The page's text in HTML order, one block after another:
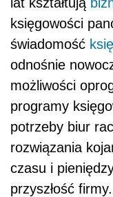
księgowości
świadomość
odnośnie
możliwości
programy
potrzeby biur
rozwiązania
czasu i
przyszłość firmy.